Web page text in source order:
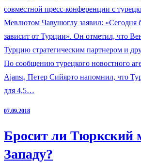
совместной пресс-конференции с
Мевлютом Чавушоглу заявил: «Сегодня
зависит от Турции». Он отметил, что
Турцию стратегическим партнером и
По сообщению турецкого новостного
Ajansı, Петер Сийярто напомнил, что
для 4,5…
07.09.2018
Бросит ли Тюркский
Западу?